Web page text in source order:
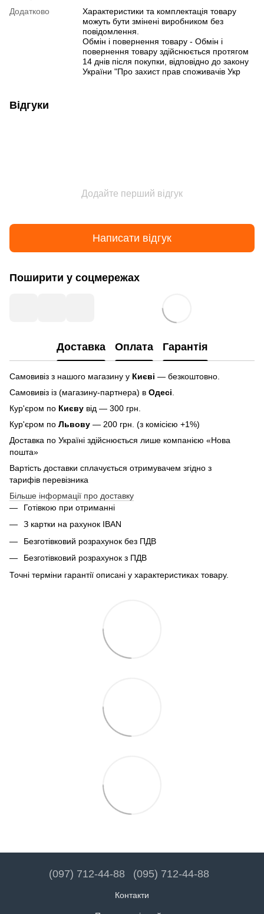
Додатково
Характеристики та комплектація товару
можуть бути змінені виробником без
повідомлення.
Обмін і повернення товару - Обмін і
повернення товару здійснюється протягом
14 днів після покупки, відповідно до закону
України "Про захист прав споживачів Укр
Відгуки
Додайте перший відгук
Написати відгук
Поширити у соцмережах
Доставка Оплата Гарантія
Самовивіз з нашого магазину у Києві — безкоштовно.
Самовивіз із (магазину-партнера) в Одесі
Кур'єром по Києву від — 300 грн.
Кур'єром по Львову — 200 грн. (з комісією +1%)
Доставка по Україні здійснюється лише компанією «Нова
пошта»
Вартість доставки сплачується отримувачем згідно з
тарифів перевізника
Більше інформації про доставку
Готівкою при отриманні
З картки на рахунок IBAN
Безготівковий розрахунок без ПДВ
Безготівковий розрахунок з ПДВ
Точні терміни гарантії описані у характеристиках товару.
(097) 712-44-88 (095) 712-44-88
Контакти